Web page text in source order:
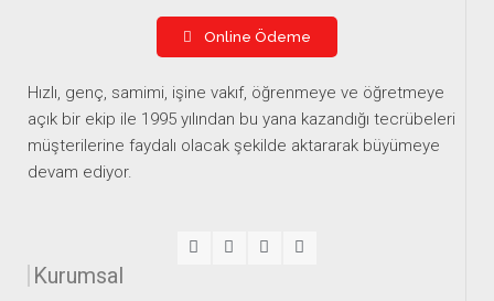
Online Ödeme
Hızlı, genç, samimi, işine vakıf, öğrenmeye ve öğretmeye
açık bir ekip ile 1995 yılından bu yana kazandığı tecrübeleri
müşterilerine faydalı olacak şekilde aktararak büyümeye
devam ediyor.
Kurumsal